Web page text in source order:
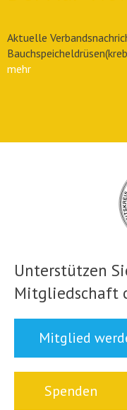
Aktuelle
mehr
Unterstützen
Mitgliedschaft
Mitglied
Spenden